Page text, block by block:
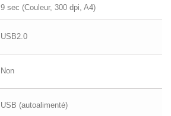
9 sec (Couleur, 300 dpi, A4)
USB2.0
Non
USB (autoalimenté)